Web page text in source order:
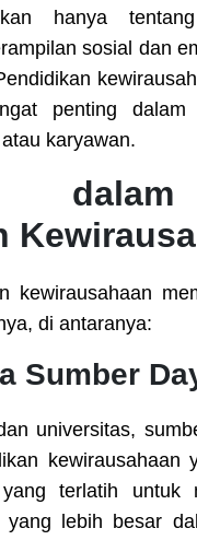
hanya
sosial dan
penting dalam
karyawan.
dalam
kewirausahaan
di antaranya:
Sumber
universitas,
terlatih untuk
yang lebih besar